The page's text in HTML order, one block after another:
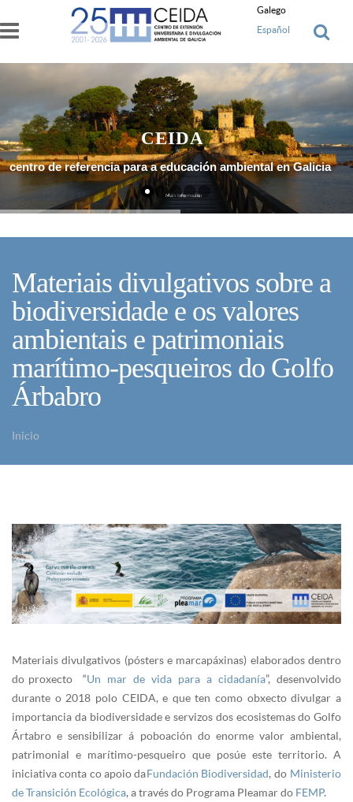
Ir o contido principal
Galego
Español
centro de referencia para a educación ambiental en Galicia
Máis Información
CEIDA
Materiais divulgativos sobre a
biodiversidade e os valores
ambientais e patrimoniais
marítimo-pesqueiros do Golfo
Árbabro
Inicio
Materiais divulgativos (pósters e marcapáxinas) elaborados dentro
do proxecto “Un mar de vida para a cidadanía”, desenvolvido
durante o 2018 polo CEIDA, e que ten como obxecto divulgar a
importancia da biodiversidade e servizos dos ecosistemas do Golfo
Ártabro e sensibilizar á poboación do enorme valor ambiental,
patrimonial e marítimo-pesqueiro que posúe este territorio. A
iniciativa conta co apoio daFundación Biodiversidad, do Ministerio
de Transición Ecológica, a través do Programa Pleamar do FEMP.